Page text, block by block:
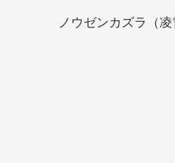
ノウゼンカズラ（凌